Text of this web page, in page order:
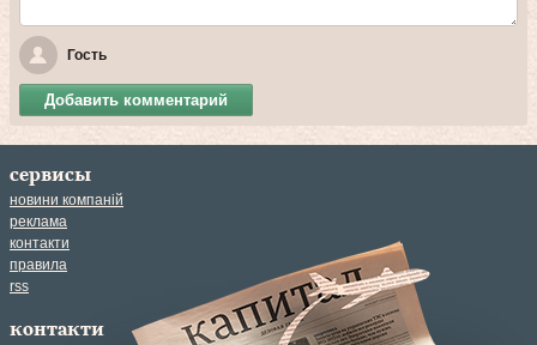
Гость
Добавить комментарий
сервисы
новини компаній
реклама
контакти
правила
rss
контакти